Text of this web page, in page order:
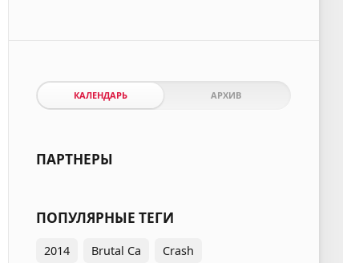
КАЛЕНДАРЬ АРХИВ
ПАРТНЕРЫ
ПОПУЛЯРНЫЕ ТЕГИ
2014 Brutal Ca
Crash